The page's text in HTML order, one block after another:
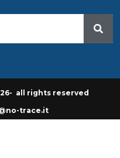
all rights reserved
trace.it